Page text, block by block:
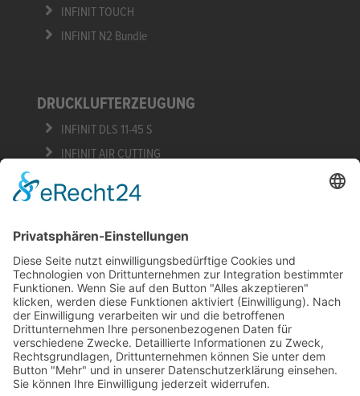
INFINIT PSAL®SN
INFINIT PSAL®SLIM-LINE
INFINIT N-KAT STANDALONE
MIXGAS & ZUBEHÖR
INFINIT AIRCO MIXGAS
INFINIT TOUCH
INFINIT N2 Bundle
DRUCKLUFTERZEUGUNG
INFINIT DLS 11-45 S
INFINIT AIR CUTTING